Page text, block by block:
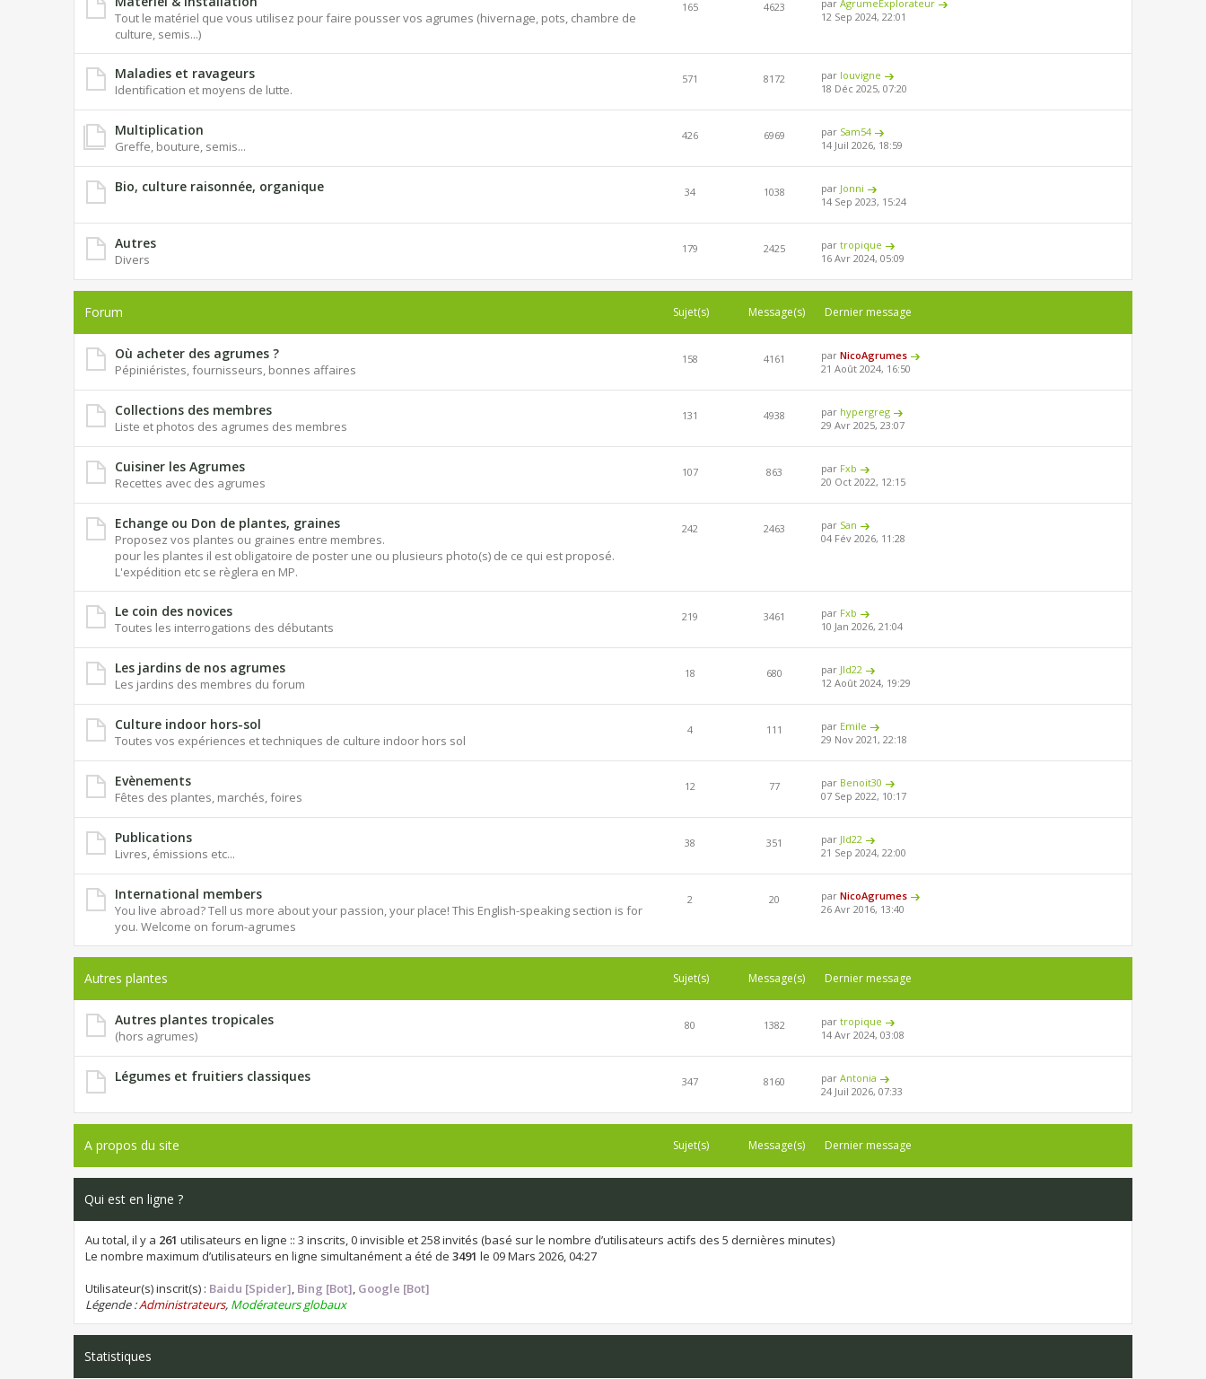
Tout le matériel que vous utilisez pour faire pousser vos agrumes (hivernage, pots, chambre de
culture, semis...)
165 4623 parAgrumeExplorateur
12 Sep 2024, 22:01
Maladies et ravageurs
Identification et moyens de lutte.
571 8172 par louvigne
18 Déc 2025, 07:20
Multiplication
Greffe, bouture, semis...
426 6969 par Sam54
14 Juil 2026, 18:59
Bio, culture raisonnée, organique 34 1038 par Jonni
14 Sep 2023, 15:24
Autres
Divers
179 2425 partropique
16 Avr 2024, 05:09
Forum Sujet(s) Message(s) Dernier message
Où acheter des agrumes ?
Pépiniéristes, fournisseurs, bonnes affaires
158 4161 parNicoAgrumes
21 Août 2024, 16:50
Collections des membres
Liste et photos des agrumes des membres
131 4938 par hypergreg
29 Avr 2025, 23:07
Cuisiner les Agrumes
Recettes avec des agrumes
107 863 par Fxb
20 Oct 2022, 12:15
Echange ou Don de plantes, graines
Proposez vos plantes ou graines entre membres.
pour les plantes il est obligatoire de poster une ou plusieurs photo(s) de ce qui est proposé.
L'expédition etc se règlera en MP.
242 2463 par San
04 Fév 2026, 11:28
Le coin des novices
Toutes les interrogations des débutants
219 3461 par Fxb
10 Jan 2026, 21:04
Les jardins de nos agrumes
Les jardins des membres du forum
18 680 par Jld22
12 Août 2024, 19:29
Culture indoor hors-sol
Toutes vos expériences et techniques de culture indoor hors sol
4 111 par Emile
29 Nov 2021, 22:18
Evènements
Fêtes des plantes, marchés, foires
12 77 par Benoit30
07 Sep 2022, 10:17
Publications
Livres, émissions etc...
38 351 par Jld22
21 Sep 2024, 22:00
International members
You live abroad? Tell us more about your passion, your place! This English-speaking section is for
you. Welcome on forum-agrumes
2 20 parNicoAgrumes
26 Avr 2016, 13:40
Autres plantes Sujet(s) Message(s) Dernier message
Autres plantes tropicales
(hors agrumes)
80 1382 partropique
14 Avr 2024, 03:08
Légumes et fruitiers classiques 347 8160 parAntonia
24 Juil 2026, 07:33
A propos du site Sujet(s) Message(s) Dernier message
Qui est en ligne ?
Au total, il y a 261 utilisateurs en ligne :: 3 inscrits, 0 invisible et 258 invités (basé sur le nombre d’utilisateurs actifs des 5 dernières minutes)
Le nombre maximum d’utilisateurs en ligne simultanément a été de 3491 le 09 Mars 2026, 04:27
Utilisateur(s) inscrit(s) : Baidu [Spider], Bing [Bot], Google [Bot]
Légende :Administrateurs, Modérateurs globaux
Statistiques